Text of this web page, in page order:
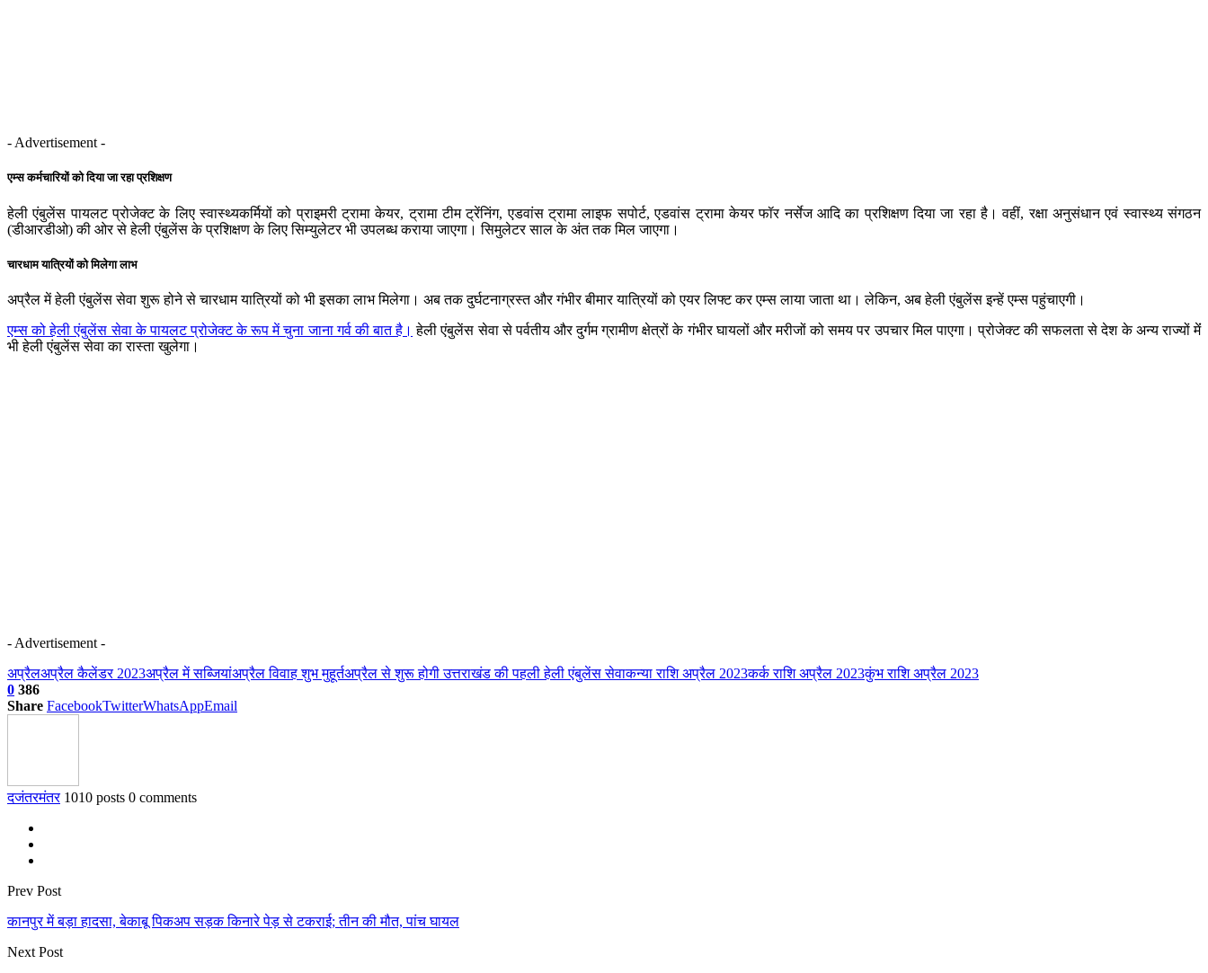
- Advertisement -
एम्स कर्मचारियों को दिया जा रहा प्रशिक्षण
हेली एंबुलेंस पायलट प्रोजेक्ट के लिए स्वास्थ्यकर्मियों को प्राइमरी ट्रामा केयर, ट्रामा टीम ट्रेंनिंग, एडवांस ट्रामा लाइफ सपोर्ट, एडवांस ट्रामा केयर फॉर नर्सेज आदि का प्रशिक्षण दिया जा रहा है। वहीं, रक्षा अनुसंधान एवं स्वास्थ्य संगठन
(डीआरडीओ) की ओर से हेली एंबुलेंस के प्रशिक्षण के लिए सिम्युलेटर भी उपलब्ध कराया जाएगा। सिमुलेटर साल के अंत तक मिल जाएगा।
चारधाम यात्रियों को मिलेगा लाभ
अप्रैल में हेली एंबुलेंस सेवा शुरू होने से चारधाम यात्रियों को भी इसका लाभ मिलेगा। अब तक दुर्घटनाग्रस्त और गंभीर बीमार यात्रियों को एयर लिफ्ट कर एम्स लाया जाता था। लेकिन, अब हेली एंबुलेंस इन्हें एम्स पहुंचाएगी।
एम्स को हेली एंबुलेंस सेवा के पायलट प्रोजेक्ट के रूप में चुना जाना गर्व की बात है। हेली एंबुलेंस सेवा से पर्वतीय और दुर्गम ग्रामीण क्षेत्रों के गंभीर घायलों और मरीजों को समय पर उपचार मिल पाएगा। प्रोजेक्ट की सफलता से देश के अन्य राज्यों मेंं
भी हेली एंबुलेंस सेवा का रास्ता खुलेगा।
- Advertisement -
अप्रैलअप्रैल कैलेंडर 2023अप्रैल में सब्जियांअप्रैल विवाह शुभ मुहूर्तअप्रैल से शुरू होगी उत्तराखंड की पहली हेली एंबुलेंस सेवाकन्या राशि अप्रैल 2023कर्क राशि अप्रैल 2023कुंभ राशि अप्रैल 2023
0 386
Share FacebookTwitterWhatsAppEmail
दजंतरमंतर 1010 posts 0 comments
Prev Post
कानपुर में बड़ा हादसा, बेकाबू पिकअप सड़क किनारे पेड़ से टकराई; तीन की मौत, पांच घायल
Next Post